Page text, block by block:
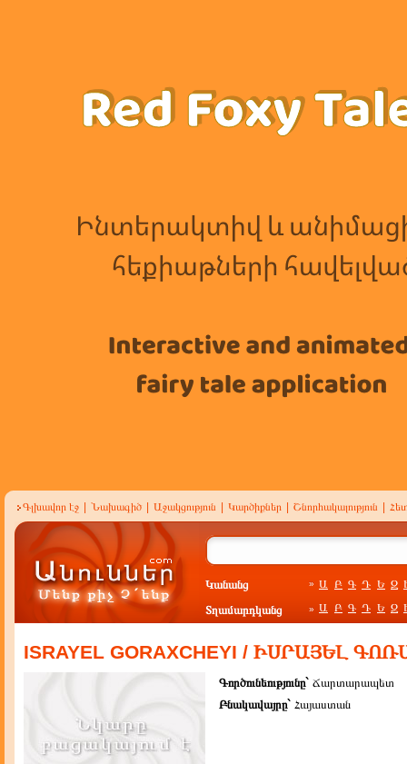
Գլխավոր էջ Նախագիծ Աջակցություն Կարծիքներ Շնորհակալություն
Կանանց » Ա Բ Գ Դ Ե Զ
Տղամարդկանց » Ա Բ Գ Դ Ե Զ
ISRAYEL GORAXCHEYI / ԻՍՐԱՅԵԼ
Գործունեությունը` Ճարտարապետ
Բնակավայրը` Հայաստան